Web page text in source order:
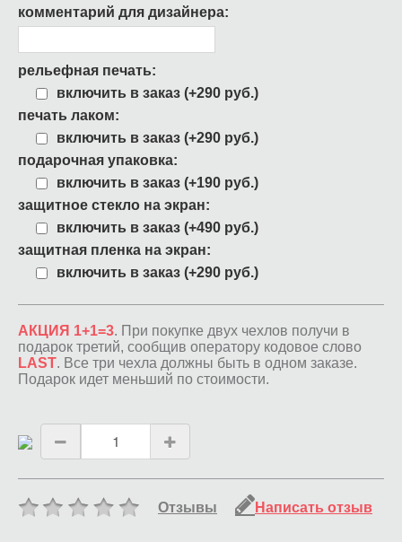
комментарий для дизайнера:
рельефная печать:
включить в заказ (+290 руб.)
печать лаком:
включить в заказ (+290 руб.)
подарочная упаковка:
включить в заказ (+190 руб.)
защитное стекло на экран:
включить в заказ (+490 руб.)
защитная пленка на экран:
включить в заказ (+290 руб.)
АКЦИЯ 1+1=3. При покупке двух чехлов получи в
подарок третий, сообщив оператору кодовое слово
LAST. Все три чехла должны быть в одном заказе.
Подарок идет меньший по стоимости.
Отзывы Написать отзыв